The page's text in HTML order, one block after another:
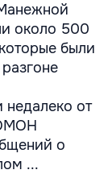
около 500
были
недалеко от
о
...